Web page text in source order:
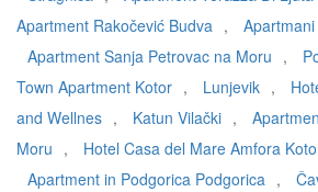
Apartment Rakočević Budva ,
Apartment Sanja Petrovac na Moru ,
Town Apartment Kotor , Lunjevik ,
and Wellnes , Katun Vilački ,
Moru , Hotel Casa del Mare Amfora
Apartment in Podgorica Podgorica ,